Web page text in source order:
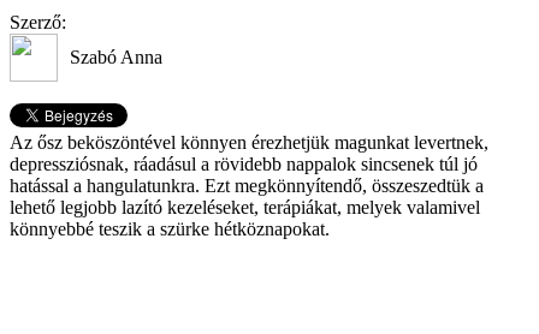
Szerző:
Szabó Anna
Az ősz beköszöntével könnyen érezhetjük magunkat levertnek,
depressziósnak, ráadásul a rövidebb nappalok sincsenek túl jó
hatással a hangulatunkra. Ezt megkönnyítendő, összeszedtük a
lehető legjobb lazító kezeléseket, terápiákat, melyek valamivel
könnyebbé teszik a szürke hétköznapokat.